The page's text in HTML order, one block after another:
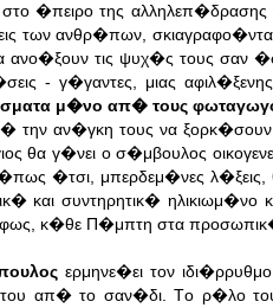
�πειρο της
των ανθρ�πων,
τις ψυχ�ς τους σαν
- γ�γαντες, μιας
μ�νο απ� τους
την αν�γκη τους να
θα γ�νει ο σ�μβουλος
�τσι, μπερδεμ�νες
και συντηρητικ�
φως, κ�θε Π�μπτη στα
ερμηνε�ει τον ιδι�ρρυθμο
απ� το σαν�δι. Tο ρ�λο